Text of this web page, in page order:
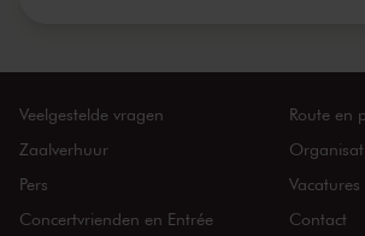
Veelgestelde vragen
Zaalverhuur
Pers
Concertvrienden en Entrée
Route en
Vacatures
Contact